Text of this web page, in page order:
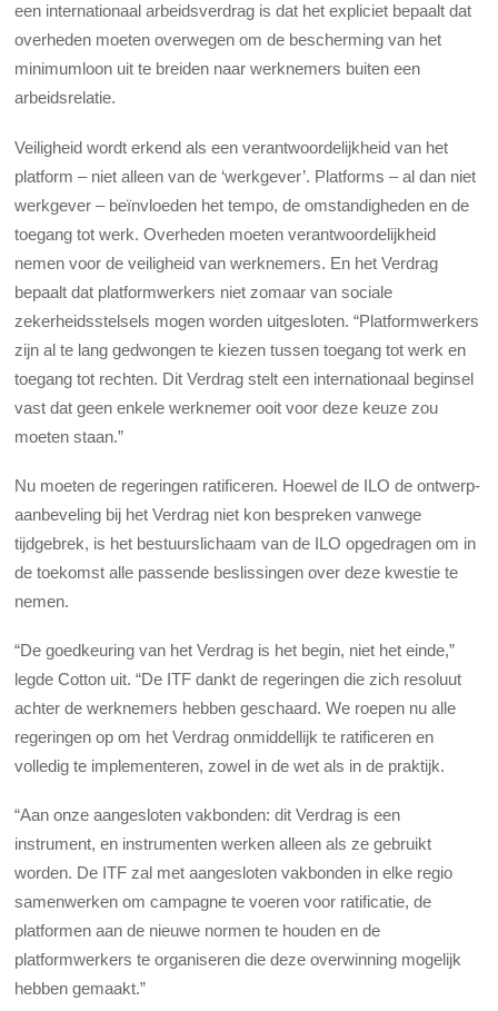
een internationaal arbeidsverdrag is dat het expliciet bepaalt dat
overheden moeten overwegen om de bescherming van het
minimumloon uit te breiden naar werknemers buiten een
arbeidsrelatie.
Veiligheid wordt erkend als een verantwoordelijkheid van het
platform – niet alleen van de ‘werkgever’. Platforms – al dan niet
werkgever – beïnvloeden het tempo, de omstandigheden en de
toegang tot werk. Overheden moeten verantwoordelijkheid
nemen voor de veiligheid van werknemers. En het Verdrag
bepaalt dat platformwerkers niet zomaar van sociale
zekerheidsstelsels mogen worden uitgesloten. “Platformwerkers
zijn al te lang gedwongen te kiezen tussen toegang tot werk en
toegang tot rechten. Dit Verdrag stelt een internationaal beginsel
vast dat geen enkele werknemer ooit voor deze keuze zou
moeten staan.”
Nu moeten de regeringen ratificeren. Hoewel de ILO de ontwerp-
aanbeveling bij het Verdrag niet kon bespreken vanwege
tijdgebrek, is het bestuurslichaam van de ILO opgedragen om in
de toekomst alle passende beslissingen over deze kwestie te
nemen.
“De goedkeuring van het Verdrag is het begin, niet het einde,”
legde Cotton uit. “De ITF dankt de regeringen die zich resoluut
achter de werknemers hebben geschaard. We roepen nu alle
regeringen op om het Verdrag onmiddellijk te ratificeren en
volledig te implementeren, zowel in de wet als in de praktijk.
“Aan onze aangesloten vakbonden: dit Verdrag is een
instrument, en instrumenten werken alleen als ze gebruikt
worden. De ITF zal met aangesloten vakbonden in elke regio
samenwerken om campagne te voeren voor ratificatie, de
platformen aan de nieuwe normen te houden en de
platformwerkers te organiseren die deze overwinning mogelijk
hebben gemaakt.”